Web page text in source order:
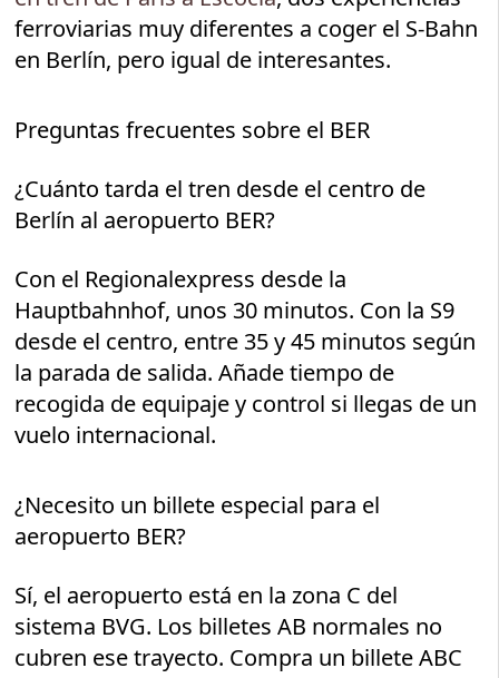
ferroviarias muy diferentes a coger el S-Bahn
en Berlín, pero igual de interesantes.
Preguntas frecuentes sobre el BER
¿Cuánto tarda el tren desde el centro de
Berlín al aeropuerto BER?
Con el Regionalexpress desde la
Hauptbahnhof, unos 30 minutos. Con la S9
desde el centro, entre 35 y 45 minutos según
la parada de salida. Añade tiempo de
recogida de equipaje y control si llegas de un
vuelo internacional.
¿Necesito un billete especial para el
aeropuerto BER?
Sí, el aeropuerto está en la zona C del
sistema BVG. Los billetes AB normales no
cubren ese trayecto. Compra un billete ABC